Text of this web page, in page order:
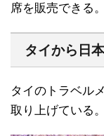
席を販売できる。
タイから日
タイのトラベル
取り上げている。